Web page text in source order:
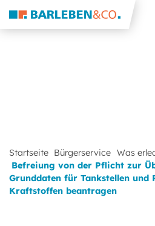
Startseite Bürgerservice Was
Befreiung von der Pflicht zur
Grunddaten für Tankstellen und
Kraftstoffen beantragen